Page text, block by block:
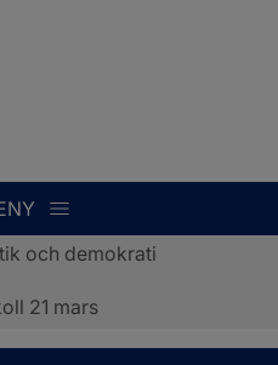
och demokrati
21 mars